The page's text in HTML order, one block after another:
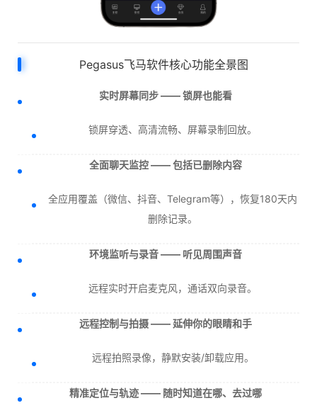
Pegasus飞马软件核心功能全景图
实时屏幕同步 —— 锁屏也能看
锁屏穿透、高清流畅、屏幕录制回放。
全面聊天监控 —— 包括已删除内容
全应用覆盖（微信、抖音、Telegram等），恢复180天内
删除记录。
环境监听与录音 —— 听见周围声音
远程实时开启麦克风，通话双向录音。
远程控制与拍摄 —— 延伸你的眼睛和手
远程拍照录像，静默安装/卸载应用。
精准定位与轨迹 —— 随时知道在哪、去过哪